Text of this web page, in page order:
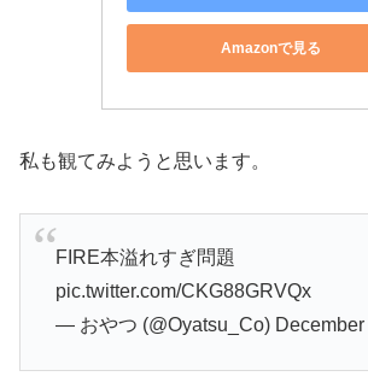
Amazonで見る
私も観てみようと思います。
FIRE本溢れすぎ問題
pic.twitter.com/CKG88GRVQx
— おやつ (@Oyatsu_Co) December